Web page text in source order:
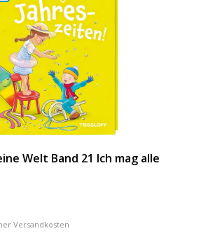
Welt Band 21 Ich mag alle
Versandkosten